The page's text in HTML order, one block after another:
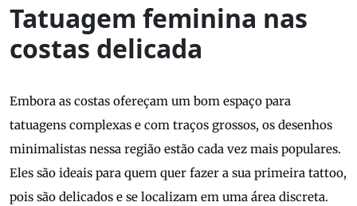
Tatuagem feminina nas
costas delicada
Embora as costas ofereçam um bom espaço para
tatuagens complexas e com traços grossos, os desenhos
minimalistas nessa região estão cada vez mais populares.
Eles são ideais para quem quer fazer a sua primeira tattoo,
pois são delicados e se localizam em uma área discreta.